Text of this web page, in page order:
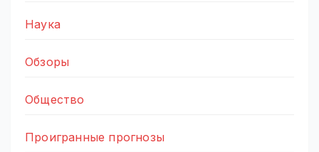
Наука
Обзоры
Общество
Проигранные прогнозы